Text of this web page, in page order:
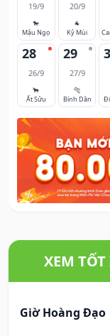
19/9
🐎
Mậu Ngọ
20/9
🐐
Kỷ Mùi
28
26/9
🐂
Ất Sửu
29
27/9
🐅
Bính Dần
XEM
Giờ Hoàng Đạo